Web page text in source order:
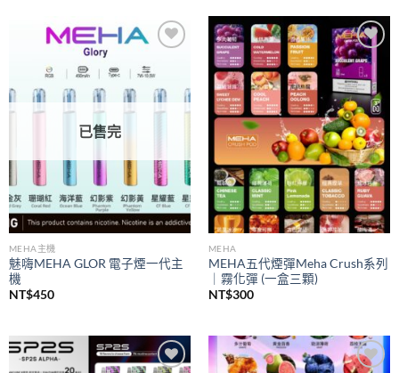
wishlist
已售完
MEHA主機
魅嗨MEHA GLOR 電子煙一代主
機
NT$450
Add to
wishlist
MEHA
MEHA五代煙彈Meha Crush系列
｜霧化彈 (一盒三顆)
NT$300